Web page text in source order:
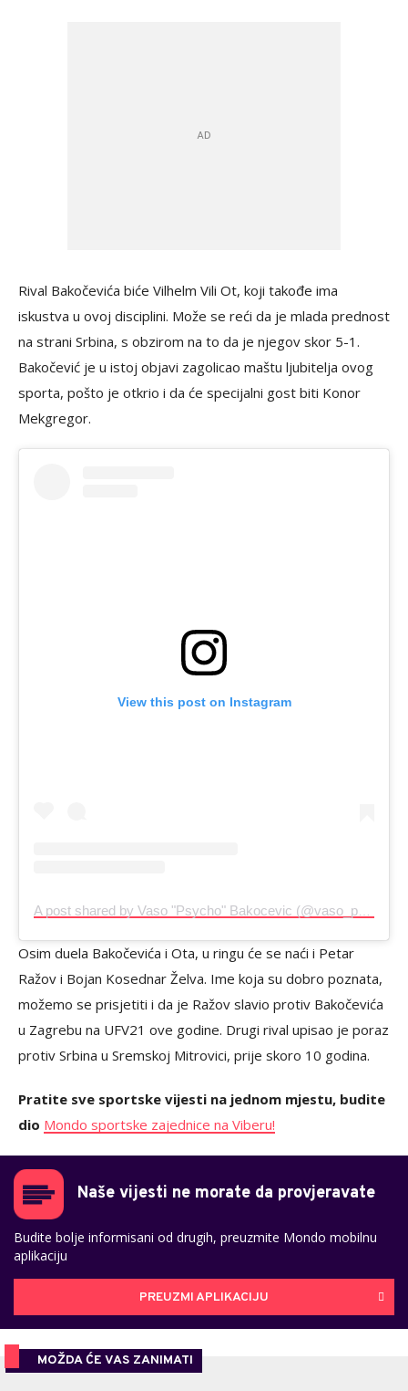
Rival Bakočevića biće Vilhelm Vili Ot, koji takođe ima
iskustva u ovoj disciplini. Može se reći da je mlada prednost
na strani Srbina, s obzirom na to da je njegov skor 5-1.
Bakočević je u istoj objavi zagolicao maštu ljubitelja ovog
sporta, pošto je otkrio i da će specijalni gost biti Konor
Mekgregor.
View this post on Instagram
A post shared by Vaso "Psycho" Bakocevic (@vaso_psycho)
Osim duela Bakočevića i Ota, u ringu će se naći i Petar
Ražov i Bojan Kosednar Želva. Ime koja su dobro poznata,
možemo se prisjetiti i da je Ražov slavio protiv Bakočevića
u Zagrebu na UFV21 ove godine. Drugi rival upisao je poraz
protiv Srbina u Sremskoj Mitrovici, prije skoro 10 godina.
Pratite sve sportske vijesti na jednom mjestu, budite
dio Mondo sportske zajednice na Viberu!
Naše vijesti ne morate da provjeravate
Budite bolje informisani od drugih, preuzmite Mondo mobilnu
aplikaciju
PREUZMI APLIKACIJU
MOŽDA ĆE VAS ZANIMATI